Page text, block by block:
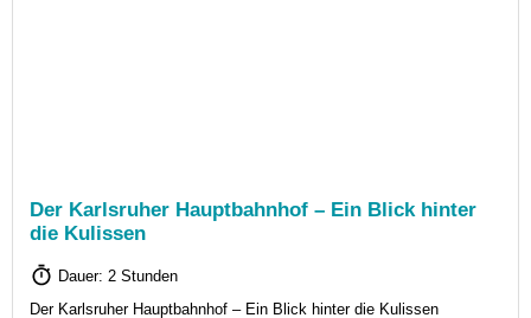
Der Karlsruher Hauptbahnhof – Ein Blick hinter
die Kulissen
Dauer: 2 Stunden
Der Karlsruher Hauptbahnhof – Ein Blick hinter die Kulissen